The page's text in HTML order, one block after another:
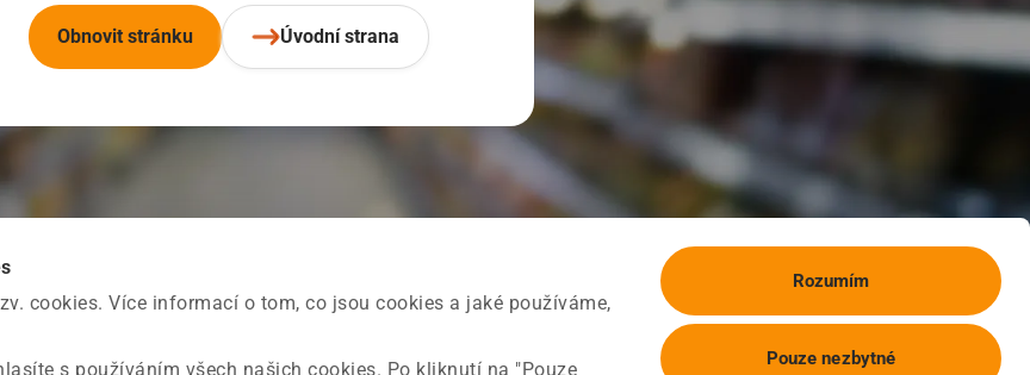
cookies. Více informací o tom, co jsou cookies a jaké používáme,
s používáním všech našich cookies. Po kliknutí na "Pouze
Rozumím
Pouze nezbytné
Obnovit stránku Úvodní strana